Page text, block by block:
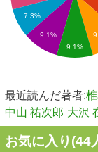
7.3%
9.1%
9.1%
最近読んだ著者:
中山 祐次郎 大沢
お気に入り(44